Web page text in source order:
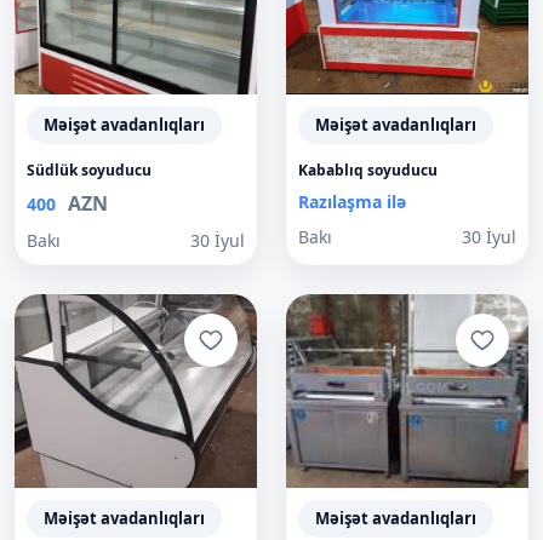
Məişət avadanlıqları
Südlük soyuducu
400 AZN
Bakı 30 İyul
Məişət avadanlıqları
Kabablıq soyuducu
Razılaşma ilə
Bakı
30 İyul
Məişət avadanlıqları Məişət avadanlıqları